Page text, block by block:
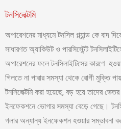
টনসিলেক্টমি
অপারেশনের মাধ্যমে টনসিল গ্ল্যান্ড কে বাদ
সাধারণত অ্যাকিউট ও পারসিস্টেন্ট
অপারেশনের ফলে টনসিলাইটিসের কারণে
গিলতে না পারার সমস্যা থেকে রোগী মুক্তি
টনসিলেক্টমি করা হয়েছে, বড় হয়ে তাদের
ইনফেকশনে ভোগার সমস্যা বেড়ে গেছে।
গলার অন্যান্য ইনফেকশন হওয়ার সম্ভাবনা